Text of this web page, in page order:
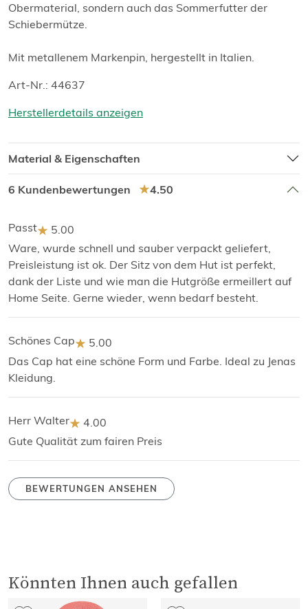
Obermaterial, sondern auch das Sommerfutter der
Schiebermütze.
Mit metallenem Markenpin, hergestellt in Italien.
Art-Nr.: 44637
Herstellerdetails anzeigen
Material & Eigenschaften
6 Kundenbewertungen 4.50
Passt
5.00
Ware, wurde schnell und sauber verpackt geliefert,
Preisleistung ist ok. Der Sitz von dem Hut ist perfekt,
dank der Liste und wie man die Hutgröße ermeillert auf
Home Seite. Gerne wieder, wenn bedarf besteht.
Schönes Cap
5.00
Das Cap hat eine schöne Form und Farbe. Ideal zu Jenas
Kleidung.
Herr Walter
4.00
Gute Qualität zum fairen Preis
BEWERTUNGEN ANSEHEN
Könnten Ihnen auch gefallen